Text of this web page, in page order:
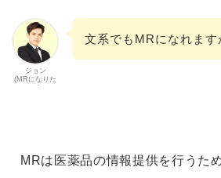
ジョン
(MRになりた
い)
文系でもMRになれます
MRは医薬品の情報提供を行うた